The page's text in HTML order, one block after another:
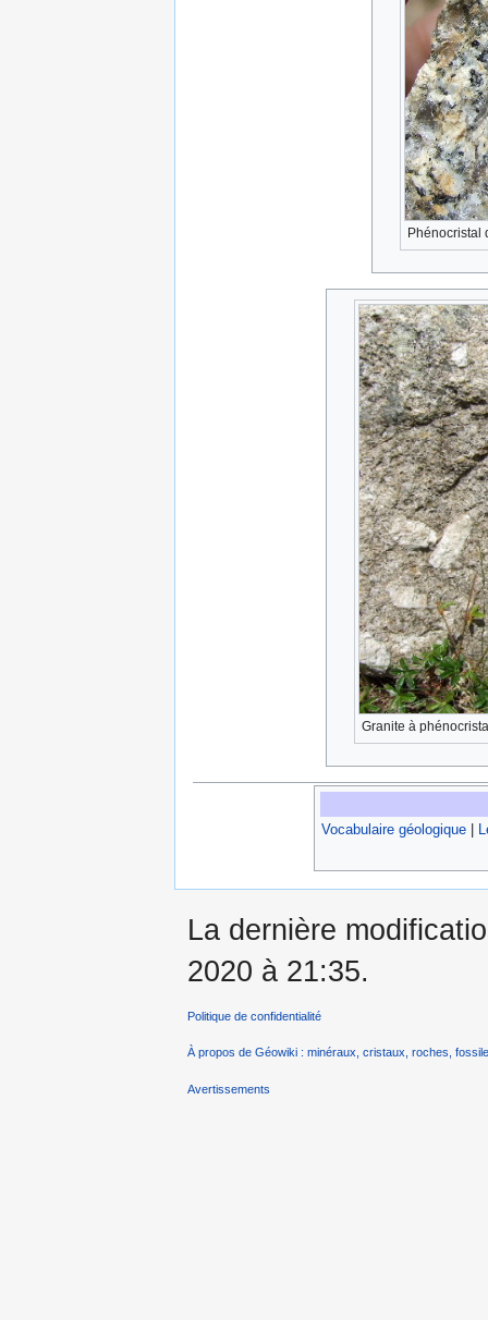
Phénocristal
Granite à
Vocabulaire géologique|
La dernière
2020 à 21:35.
Politique de confidentialité
À propos de Géowiki : minéraux, cristaux, roches,
Avertissements